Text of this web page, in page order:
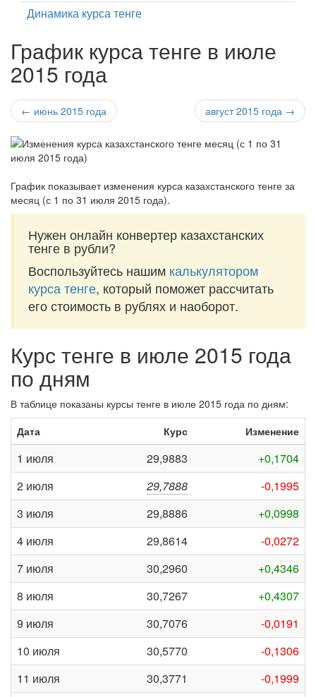
Динамика курса тенге
График курса тенге в июле
2015 года
← июнь 2015 года август 2015 года →
График показывает изменения курса казахстанского тенге за
месяц (с 1 по 31 июля 2015 года).
Нужен онлайн конвертер казахстанских
тенге в рубли?
Воспользуйтесь нашим калькулятором
курса тенге, который поможет рассчитать
его стоимость в рублях и наоборот.
Курс тенге в июле 2015 года
по дням
В таблице показаны курсы тенге в июле 2015 года по дням:
Дата
Курс Изменение
1 июля 29,9883
+0,1704
2 июля
29,7888
-0,1995
3 июля
29,8886
+0,0998
4 июля
29,8614
-0,0272
7 июля
30,2960
+0,4346
8 июля
30,7267
+0,4307
9 июля
30,7076
-0,0191
10 июля
30,5770
-0,1306
11 июля
30,3771
-0,1999